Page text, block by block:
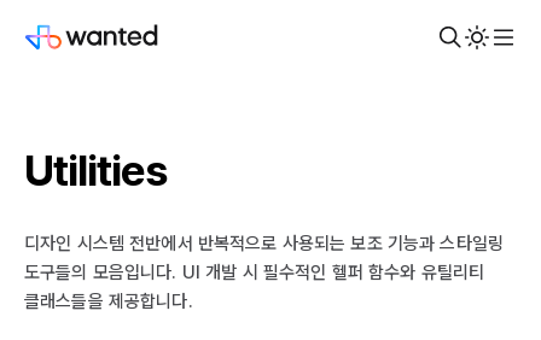
Utilities
디자인 시스템 전반에서 반복적으로 사용되는 보조 기능과 스타일링
도구들의 모음입니다. UI 개발 시 필수적인 헬퍼 함수와 유틸리티
클래스들을 제공합니다.